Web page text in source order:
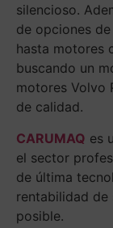
silencioso.
de opciones
hasta motores
buscando un
motores Volvo
de calidad.
CARUMAQ es
el sector
de última
rentabilidad
posible.